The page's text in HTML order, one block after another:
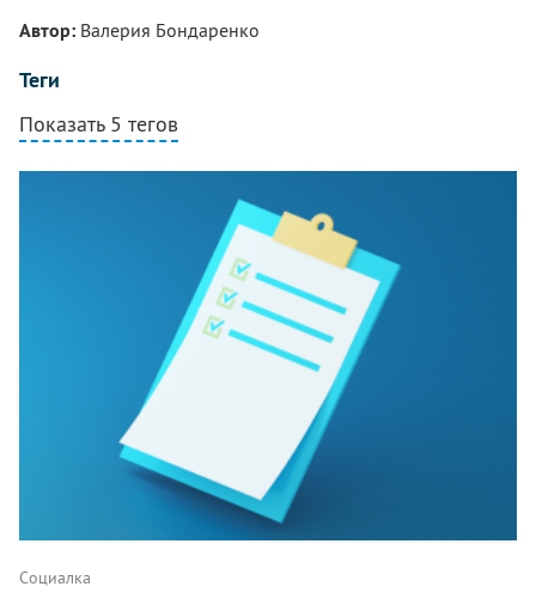
Автор: Валерия Бондаренко
Теги
Показать 5 тегов
Написать
Социалка